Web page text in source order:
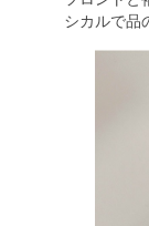
シカルで品